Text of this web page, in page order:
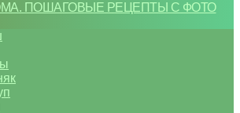
ПОШАГОВЫЕ РЕЦЕПТЫ С ФОТО